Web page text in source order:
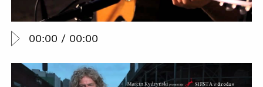
00:00 / 00:00